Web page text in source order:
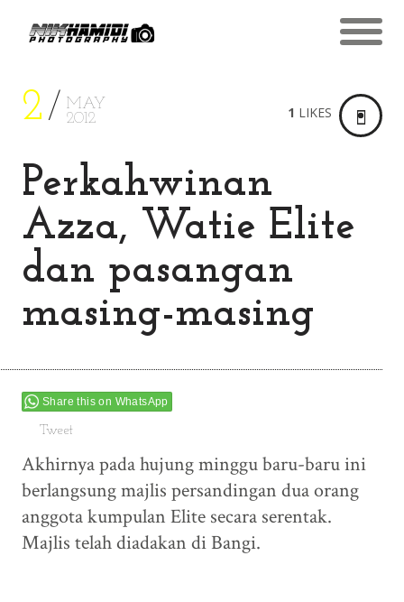
2
MAY
2012
Perkahwinan
Azza, Watie Elite
dan pasangan
masing-masing
1 LIKES
Share this on WhatsApp
Tweet
Akhirnya pada hujung minggu baru-baru ini
berlangsung majlis persandingan dua orang
anggota kumpulan Elite secara serentak.
Majlis telah diadakan di Bangi.